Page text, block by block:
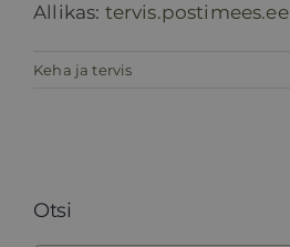
Allikas: tervis.postimees.ee
Keha ja tervis
Otsi